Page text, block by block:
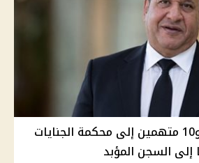
إحالة صبري نخنوخ و10 متهمين إلى محكمة الجنايات
السجن المؤبد